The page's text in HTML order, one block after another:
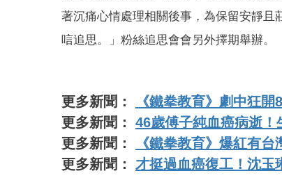
著沉痛心情處理相關後事，為保留安靜
唁追思。」粉絲追思會會另外擇期舉辦。
更多新聞：
《鐵拳教育》劇中狂
更多新聞： 46歲傅子純血癌病逝
更多新聞：
《鐵拳教育》爆紅有
更多新聞： 才挺過血癌復工！沈